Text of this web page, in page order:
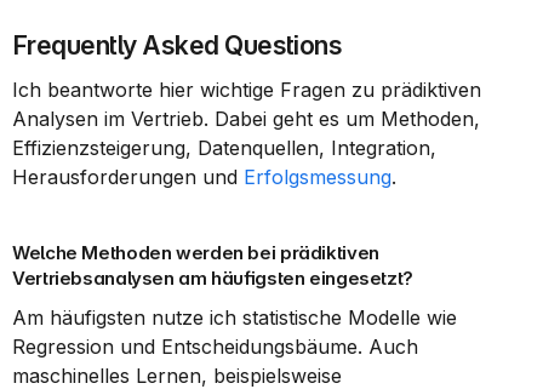
Frequently Asked Questions
Ich beantworte hier wichtige Fragen zu prädiktiven
Analysen im Vertrieb. Dabei geht es um Methoden,
Effizienzsteigerung, Datenquellen, Integration,
Herausforderungen und Erfolgsmessung.
Welche Methoden werden bei prädiktiven
Vertriebsanalysen am häufigsten eingesetzt?
Am häufigsten nutze ich statistische Modelle wie
Regression und Entscheidungsbäume. Auch
maschinelles Lernen, beispielsweise